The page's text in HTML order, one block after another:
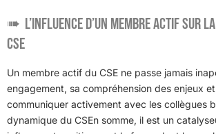
L’influence d’un membre actif sur
CSE
Un membre actif du CSE ne passe jamais
engagement, sa compréhension des enjeux
communiquer activement avec les collègues
dynamique du CSEn somme, il est un